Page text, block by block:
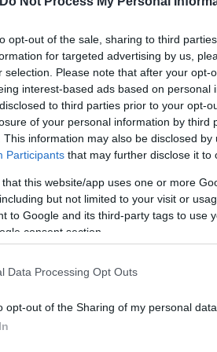
opt-out of the sale, sharing to third
for targeted advertising by us,
selection. Please note that after your opt-
interest-based ads based on personal
to third parties prior to your opt-
of your personal information by third
This information may also be disclosed
Participants that may further disclose it to
that this website/app uses one or more
but not limited to your visit or
to Google and its third-party tags to use
consent section.
Data Processing Opt Outs
opt-out of the Sharing of my personal data.
DO, από την
να κόψει:
μέσα στο ντους για